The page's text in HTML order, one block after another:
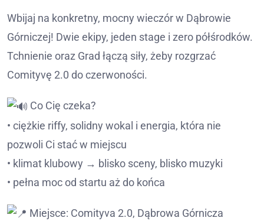
Wbijaj na konkretny, mocny wieczór w Dąbrowie
Górniczej! Dwie ekipy, jeden stage i zero półśrodków.
Tchnienie oraz Grad łączą siły, żeby rozgrzać
Comityvę 2.0 do czerwoności.
Co Cię czeka?
• ciężkie riffy, solidny wokal i energia, która nie
pozwoli Ci stać w miejscu
• klimat klubowy → blisko sceny, blisko muzyki
• pełna moc od startu aż do końca
Miejsce: Comityva 2.0, Dąbrowa Górnicza